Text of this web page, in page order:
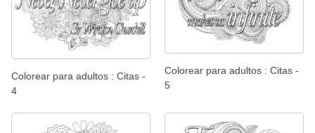
Colorear para adultos : Citas -
4
Colorear para adultos : Citas -
5